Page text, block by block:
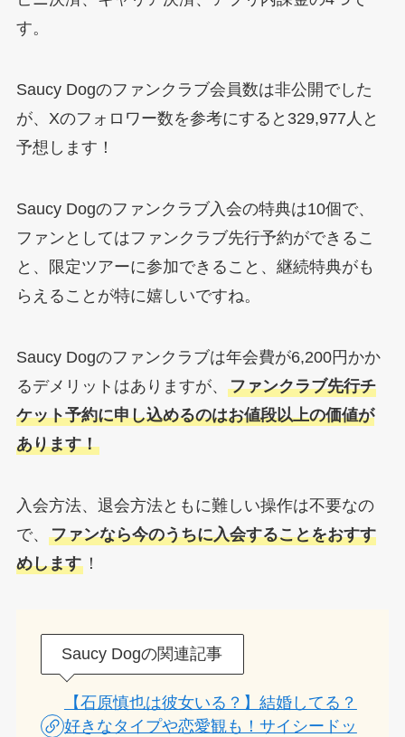
す。
Saucy Dogのファンクラブ会員数は非公開でした
が、Xのフォロワー数を参考にすると329,977人と
予想します！
Saucy Dogのファンクラブ入会の特典は10個で、
ファンとしてはファンクラブ先行予約ができるこ
と、限定ツアーに参加できること、継続特典がも
らえることが特に嬉しいですね。
Saucy Dogのファンクラブは年会費が6,200円かか
るデメリットはありますが、 ファンクラブ先行チ
ケット予約に申し込めるのはお値段以上の価値が
あります！
入会方法、退会方法ともに難しい操作は不要なの
で、 ファンなら今のうちに入会することをおすす
めします！
Saucy Dogの関連記事
【石原慎也は彼女いる？】結婚してる？
好きなタイプや恋愛観も！サイシードッ